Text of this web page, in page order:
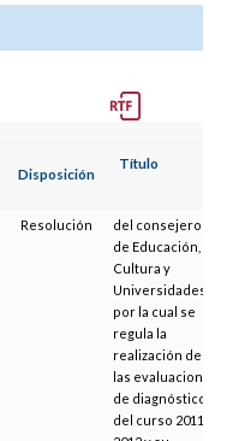
Disposición
Título
Resolución
del consejero
de Educación,
Cultura y
Universidades,
por la cual se
regula la
realización de
las evaluaciones
de diagnóstico
del curso 2011-